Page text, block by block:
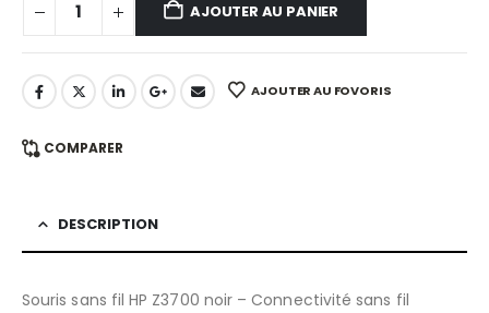
AJOUTER AU PANIER
AJOUTER AU FOVORIS
COMPARER
DESCRIPTION
Souris sans fil HP Z3700 noir – Connectivité sans fil